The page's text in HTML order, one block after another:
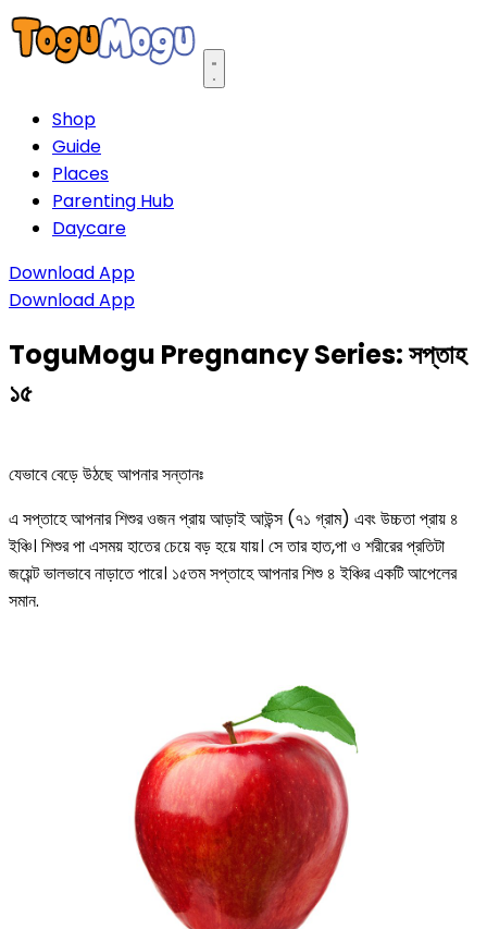
Open main menu
Shop
Guide
Places
Parenting Hub
Daycare
Download App
Download App
ToguMogu Pregnancy Series: সপ্তাহ
১৫
যেভাবে বেড়ে উঠছে আপনার সন্তানঃ
এ সপ্তাহে আপনার শিশুর ওজন প্রায় আড়াই আউন্স (৭১ গ্রাম) এবং উচ্চতা প্রায় ৪
ইঞ্চি। শিশুর পা এসময় হাতের চেয়ে বড় হয়ে যায়। সে তার হাত,পা ও শরীরের প্রতিটা
জয়েন্ট ভালভাবে নাড়াতে পারে। ১৫তম সপ্তাহে আপনার শিশু ৪ ইঞ্চির একটি আপেলের
সমান.